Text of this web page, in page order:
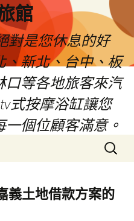
館
對是您休息的好
、新北、台中、板
口等各地旅客來汽
式按摩浴缸讓您
個位顧客滿意。
搜
尋
鍵
字:
義土地借款方案的